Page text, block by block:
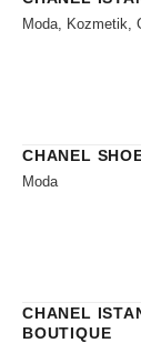
Moda, Kozmetik,
CHANEL
Moda
CHANEL
BOUTIQUE